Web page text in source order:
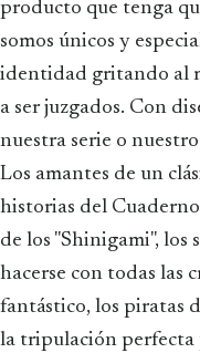
producto que tenga
somos únicos y
identidad gritando al
a ser juzgados. Con
nuestra serie o
Los amantes de un
historias del
de los "Shinigami", los
hacerse con todas las
fantástico, los piratas
la tripulación perfecta